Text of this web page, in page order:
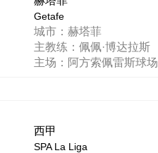
Getafe
城市：赫塔菲
主教练：佩佩·博达拉斯
主场：阿方索佩雷斯球场
西甲
SPA La Liga